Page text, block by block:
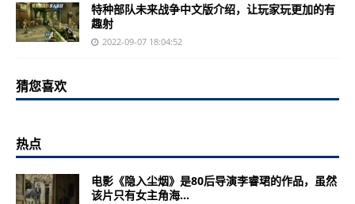
特种部队未来战争中文版介绍，让玩家玩更加的有
趣射
2022-09-07 18:04:52
猜您喜欢
热点
电影《隐入尘烟》是80后导演李睿珺的作品，虽然
该片只有女主角海...